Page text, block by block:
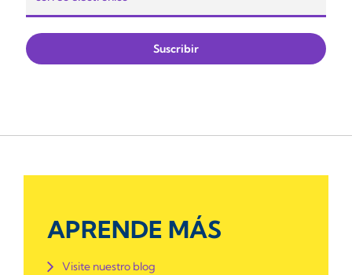
APRENDE MÁS
Visite nuestro blog